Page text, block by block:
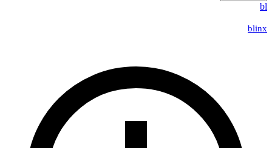
bl
blinx